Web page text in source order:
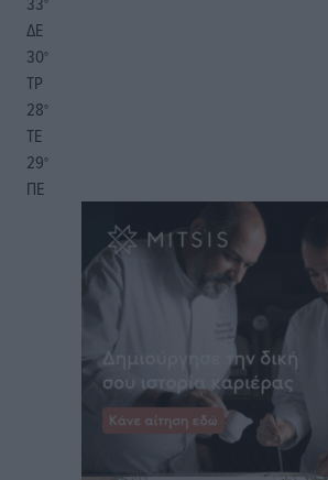
ΔΕ
30°
ΤΡ
28°
ΤΕ
29°
ΠΕ